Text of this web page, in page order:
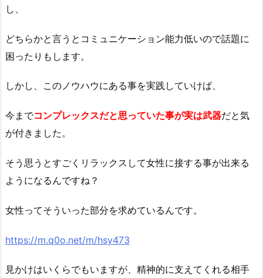
し、
どちらかと言うとコミュニケーション能力低いので話題に
困ったりもします。
しかし、このノウハウにある事を実践していけば、
今までコンプレックスだと思っていた事が実は武器だと気
が付きました。
そう思うとすごくリラックスして女性に接する事が出来る
ようになるんですね？
女性ってそういった部分を求めているんです。
https://m.q0o.net/m/hsy473
見かけはいくらでもいますが、精神的に支えてくれる相手